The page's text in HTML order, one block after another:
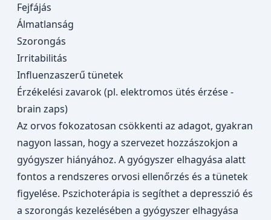
Fejfájás
Álmatlanság
Szorongás
Irritabilitás
Influenzaszerű tünetek
Érzékelési zavarok (pl. elektromos ütés érzése -
brain zaps)
Az orvos fokozatosan csökkenti az adagot, gyakran
nagyon lassan, hogy a szervezet hozzászokjon a
gyógyszer hiányához. A gyógyszer elhagyása alatt
fontos a rendszeres orvosi ellenőrzés és a tünetek
figyelése. Pszichoterápia is segíthet a depresszió és
a szorongás kezelésében a gyógyszer elhagyása